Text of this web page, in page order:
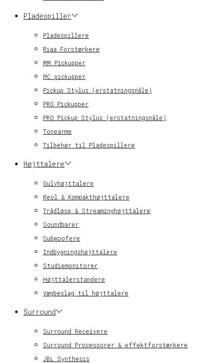
Pladespiller
Pladespillere
Riaa Forstærkere
MM Pickupper
MC pickupper
Pickup Stylus (erstatningsnåle)
PRO Pickupper
PRO Pickup Stylus (erstatningsnåle)
Tonearme
Tilbehør til Pladespillere
Højttalere
Gulvhøjttalere
Reol & Kompakthøjttalere
Trådløse & Streaminghøjttalere
Soundbarer
Subwoofere
Indbygningshøjttalere
Studiemonitorer
Højttalerstandere
Vægbeslag til højttalere
Surround
Surround Receivere
Surround Processorer & effektforstærkere
JBL Synthesis